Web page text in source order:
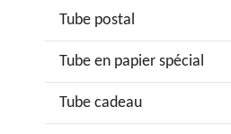
Tube postal
Tube en papier spécial
Tube cadeau